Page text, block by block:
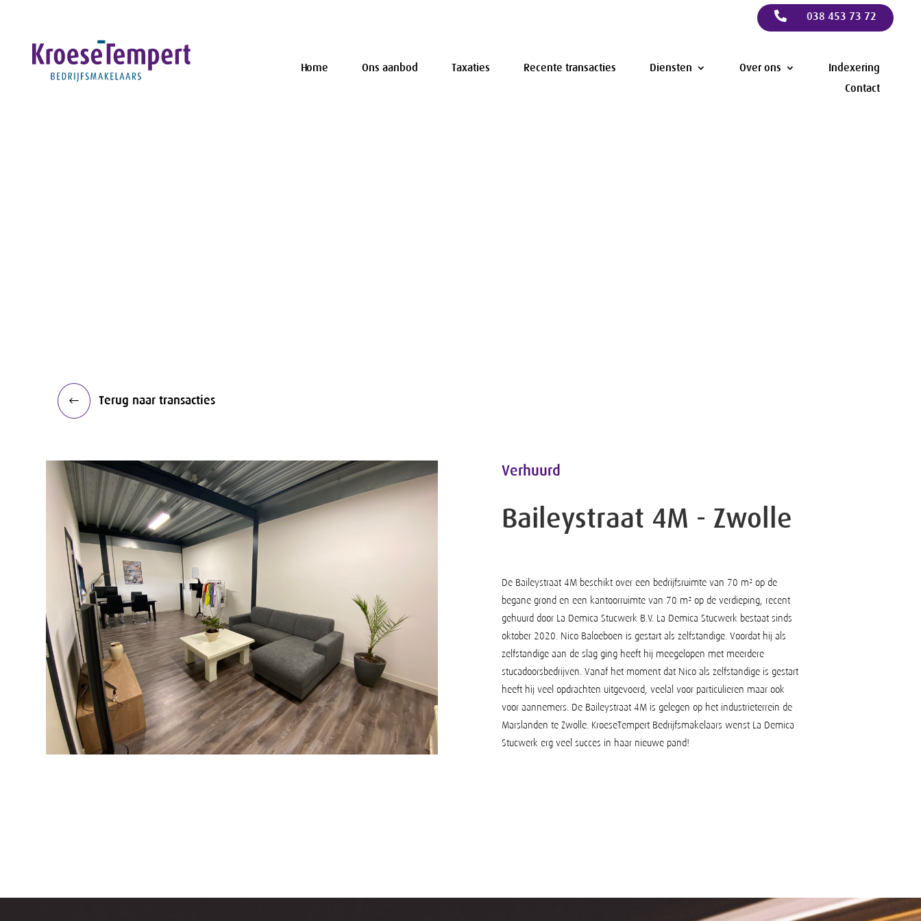
 038 453 73 72
Home Ons aanbod Taxaties Recente transacties Diensten Over ons
Indexering
Contact
Terug naar transacties
Verhuurd
Baileystraat 4M - Zwolle
De Baileystraat 4M beschikt over een bedrijfsruimte van 70 m² op de
begane grond en een kantoorruimte van 70 m² op de verdieping, recent
gehuurd door La Demica Stucwerk B.V. La Demica Stucwerk bestaat sinds
oktober 2020. Nico Baloeboen is gestart als zelfstandige. Voordat hij als
zelfstandige aan de slag ging heeft hij meegelopen met meerdere
stucadoorsbedrijven. Vanaf het moment dat Nico als zelfstandige is gestart
heeft hij veel opdrachten uitgevoerd, veelal voor particulieren maar ook
voor aannemers. De Baileystraat 4M is gelegen op het industrieterrein de
Marslanden te Zwolle. KroeseTempert Bedrijfsmakelaars wenst La Demica
Stucwerk erg veel succes in haar nieuwe pand!